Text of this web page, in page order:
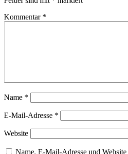
Kommentar *
Name *
E-Mail-Adresse *
Website
Name, E-Mail-Adresse und